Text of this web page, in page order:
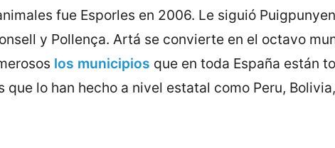
fue Esporles en 2006. Le siguió
y Pollença. Artá se convierte en el octavo
los municipios que en toda España están
lo han hecho a nivel estatal como Peru,